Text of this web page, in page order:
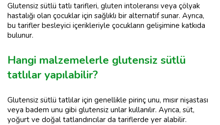
Glutensiz sütlü tatlı tarifleri, gluten intoleransı veya çölyak
hastalığı olan çocuklar için sağlıklı bir alternatif sunar. Ayrıca,
bu tarifler besleyici içerikleriyle çocukların gelişimine katkıda
bulunur.
Hangi malzemelerle glutensiz sütlü
tatlılar yapılabilir?
Glutensiz sütlü tatlılar için genellikle pirinç unu, mısır nişastası
veya badem unu gibi glutensiz unlar kullanılır. Ayrıca, süt,
yoğurt ve doğal tatlandırıcılar da tariflerde yer alabilir.